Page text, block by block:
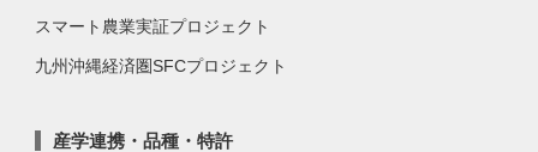
スマート農業実証プロジェクト
九州沖縄経済圏SFCプロジェクト
産学連携・品種・特許